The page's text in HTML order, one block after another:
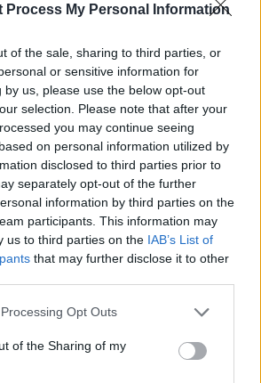
Process My Personal Information
of the sale, sharing to third parties, or
or sensitive information for
by us, please use the below opt-out
selection. Please note that after your
you may continue seeing
on personal information utilized by
disclosed to third parties prior to
separately opt-out of the further
information by third parties on the
participants. This information may
us to third parties on the IAB’s List of
that may further disclose it to other
Opt Outs
of the Sharing of my
Daugiau nuotraukų (6)
dar vadinama mažakraujyste.
įvertinus bendrą kraujo
mažesnį hemoglobino kiekį,
ir eritrocitų.
kraujo kūnelių funkcija –
deguonies dažnai jaučia